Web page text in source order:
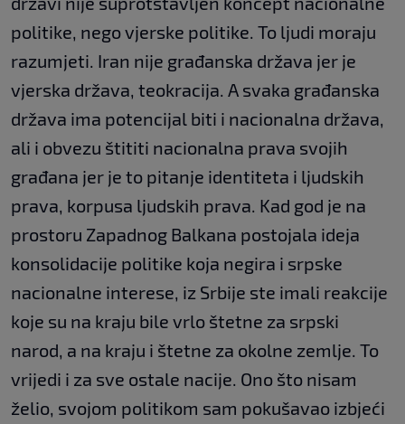
politike, nego vjerske politike. To ljudi moraju
razumjeti. Iran nije građanska država jer je
vjerska država, teokracija. A svaka građanska
država ima potencijal biti i nacionalna država,
ali i obvezu štititi nacionalna prava svojih
građana jer je to pitanje identiteta i ljudskih
prava, korpusa ljudskih prava. Kad god je na
prostoru Zapadnog Balkana postojala ideja
konsolidacije politike koja negira i srpske
nacionalne interese, iz Srbije ste imali reakcije
koje su na kraju bile vrlo štetne za srpski
narod, a na kraju i štetne za okolne zemlje. To
vrijedi i za sve ostale nacije. Ono što nisam
želio, svojom politikom sam pokušavao izbjeći